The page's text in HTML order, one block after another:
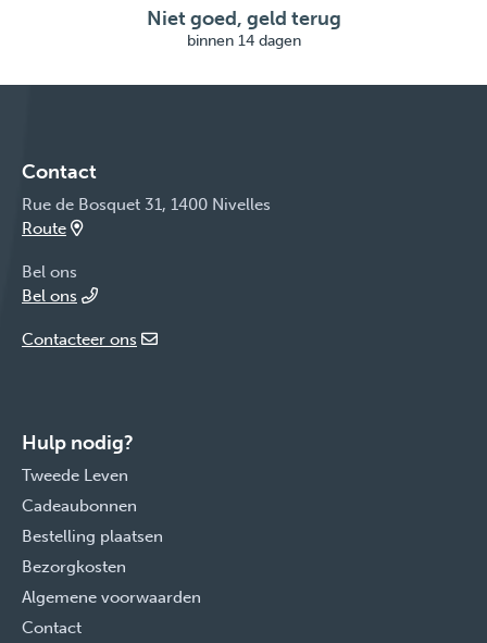
Niet goed, geld terug
binnen 14 dagen
Contact
Rue de Bosquet 31, 1400 Nivelles
Route
Bel ons
Bel ons
Contacteer ons
Hulp nodig?
Tweede Leven
Cadeaubonnen
Bestelling plaatsen
Bezorgkosten
Algemene voorwaarden
Contact